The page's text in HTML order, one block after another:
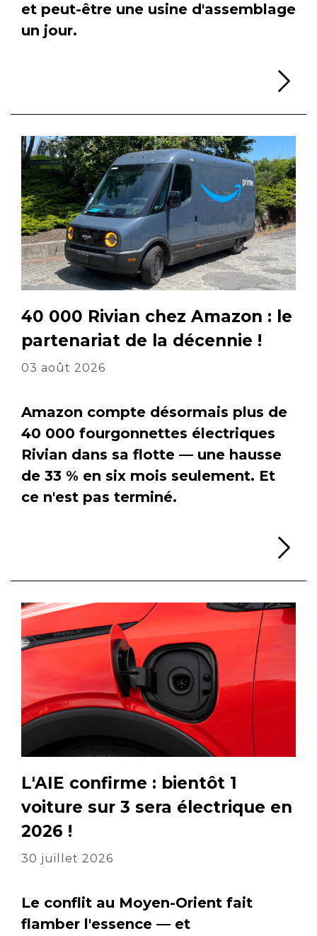
et peut-être une usine d'assemblage
un jour.
40 000 Rivian chez Amazon : le
partenariat de la décennie !
03 août 2026
Amazon compte désormais plus de
40 000 fourgonnettes électriques
Rivian dans sa flotte — une hausse
de 33 % en six mois seulement. Et
ce n'est pas terminé.
L'AIE confirme : bientôt 1
voiture sur 3 sera électrique en
2026 !
30 juillet 2026
Le conflit au Moyen-Orient fait
flamber l'essence — et